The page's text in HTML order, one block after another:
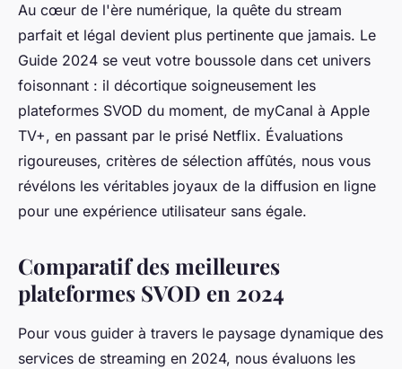
Au cœur de l'ère numérique, la quête du stream
parfait et légal devient plus pertinente que jamais. Le
Guide 2024 se veut votre boussole dans cet univers
foisonnant : il décortique soigneusement les
plateformes SVOD du moment, de myCanal à Apple
TV+, en passant par le prisé Netflix. Évaluations
rigoureuses, critères de sélection affûtés, nous vous
révélons les véritables joyaux de la diffusion en ligne
pour une expérience utilisateur sans égale.
Comparatif des meilleures
plateformes SVOD en 2024
Pour vous guider à travers le paysage dynamique des
services de streaming en 2024, nous évaluons les